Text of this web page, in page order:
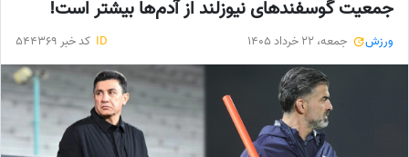
جمعیت گوسفندهای نیوزلند از آدم‌ها بیشتر است!
ورزش جمعه، 22 خرداد 1405 ID کد خبر 544369